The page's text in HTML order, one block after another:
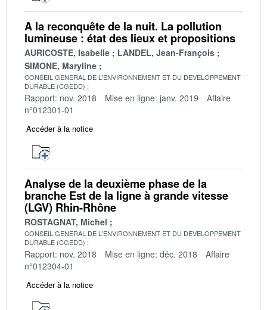
A la reconquête de la nuit. La pollution
lumineuse : état des lieux et propositions
AURICOSTE, Isabelle
LANDEL, Jean-François
SIMONE, Maryline
CONSEIL GENERAL DE L'ENVIRONNEMENT ET DU DEVELOPPEMENT
DURABLE (CGEDD)
Rapport: nov. 2018 Mise en ligne: janv. 2019
Affaire
n°012301-01
Accéder à la notice
Analyse de la deuxième phase de la
branche Est de la ligne à grande vitesse
(LGV) Rhin-Rhône
ROSTAGNAT, Michel
CONSEIL GENERAL DE L'ENVIRONNEMENT ET DU DEVELOPPEMENT
DURABLE (CGEDD)
Rapport: nov. 2018 Mise en ligne: déc. 2018
Affaire
n°012304-01
Accéder à la notice